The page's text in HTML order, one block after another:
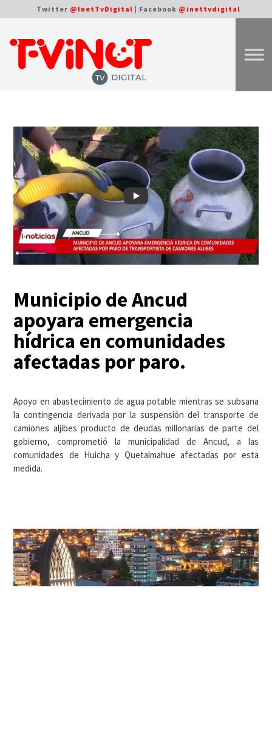
Twitter @InetTvDigital | Facebook @inettvdigital
Municipio de Ancud
apoyara emergencia
hídrica en comunidades
afectadas por paro.
Apoyo en abastecimiento de agua potable mientras se subsana
la contingencia derivada por la suspensión del transporte de
camiones aljibes producto de deudas millonarias de parte del
gobierno, comprometió la municipalidad de Ancud, a las
comunidades de Huicha y Quetalmahue afectadas por esta
medida.